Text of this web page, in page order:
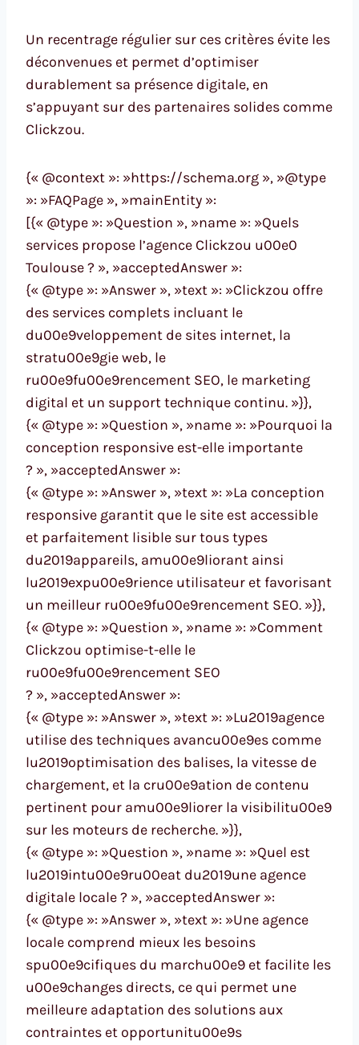
Un recentrage régulier sur ces critères évite les
déconvenues et permet d’optimiser
durablement sa présence digitale, en
s’appuyant sur des partenaires solides comme
Clickzou.
{« @context »: »https://schema.org », »@type
»: »FAQPage », »mainEntity »:
[{« @type »: »Question », »name »: »Quels
services propose l’agence Clickzou u00e0
Toulouse ? », »acceptedAnswer »:
{« @type »: »Answer », »text »: »Clickzou offre
des services complets incluant le
du00e9veloppement de sites internet, la
stratu00e9gie web, le
ru00e9fu00e9rencement SEO, le marketing
digital et un support technique continu. »}},
{« @type »: »Question », »name »: »Pourquoi la
conception responsive est-elle importante
? », »acceptedAnswer »:
{« @type »: »Answer », »text »: »La conception
responsive garantit que le site est accessible
et parfaitement lisible sur tous types
du2019appareils, amu00e9liorant ainsi
lu2019expu00e9rience utilisateur et favorisant
un meilleur ru00e9fu00e9rencement SEO. »}},
{« @type »: »Question », »name »: »Comment
Clickzou optimise-t-elle le
ru00e9fu00e9rencement SEO
? », »acceptedAnswer »:
{« @type »: »Answer », »text »: »Lu2019agence
utilise des techniques avancu00e9es comme
lu2019optimisation des balises, la vitesse de
chargement, et la cru00e9ation de contenu
pertinent pour amu00e9liorer la visibilitu00e9
sur les moteurs de recherche. »}},
{« @type »: »Question », »name »: »Quel est
lu2019intu00e9ru00eat du2019une agence
digitale locale ? », »acceptedAnswer »:
{« @type »: »Answer », »text »: »Une agence
locale comprend mieux les besoins
spu00e9cifiques du marchu00e9 et facilite les
u00e9changes directs, ce qui permet une
meilleure adaptation des solutions aux
contraintes et opportunitu00e9s